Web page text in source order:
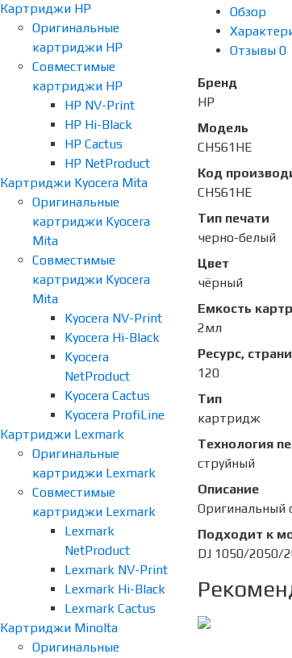
Картриджи HP
Оригинальные
картриджи HP
Совместимые
картриджи HP
HP NV-Print
HP Hi-Black
HP Cactus
HP NetProduct
Картриджи Kyocera Mita
Оригинальные
картриджи Kyocera
Mita
Совместимые
картриджи Kyocera
Mita
Kyocera NV-Print
Kyocera Hi-Black
Kyocera
NetProduct
Kyocera Cactus
Kyocera ProfiLine
Картриджи Lexmark
Оригинальные
картриджи Lexmark
Совместимые
картриджи Lexmark
Lexmark
NetProduct
Lexmark NV-Print
Lexmark Hi-Black
Lexmark Cactus
Картриджи Minolta
Оригинальные
Обзор
Отзывы 0
Бренд
HP
Модель
CH561HE
Код
CH561HE
Тип печати
черно-белый
Цвет
чёрный
Емкость
2мл
Ресурс,
120
Тип
картридж
Технология
струйный
Описание
Оригинальный
Подходит к
DJ 1050/2050/